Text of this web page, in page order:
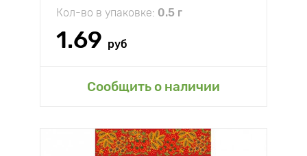
Кол-во в упаковке: 0.5 г
1.69 руб
Сообщить о наличии